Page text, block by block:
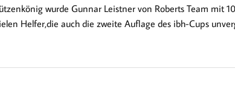
wurde Gunnar Leistner von Roberts Team mit
Helfer,die auch die zweite Auflage des ibh-Cups